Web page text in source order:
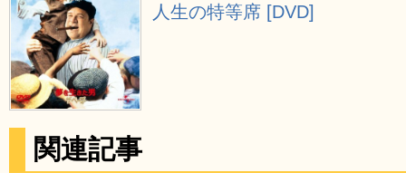
人生の特等席 [DVD]
関連記事